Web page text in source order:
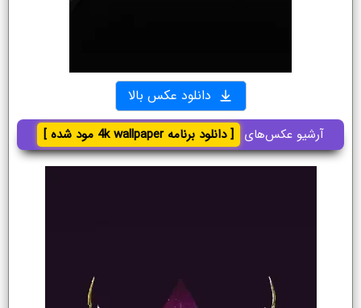
دانلود عکس بالا
آرشیو عکس‌های [ دانلود برنامه 4k wallpaper مود شده ]